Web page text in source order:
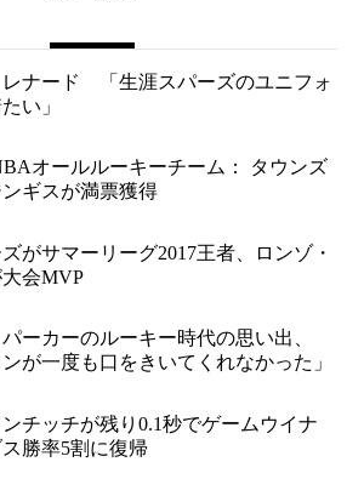
レナード 「生涯スパーズのユニフォ
い」
オールルーキーチーム： タウンズ
ギスが満票獲得
がサマーリーグ2017王者、ロンゾ・
会MVP
パーカーのルーキー時代の思い出、
ンが一度も口をきいてくれなかった」
チッチが残り0.1秒でゲームウイナ
勝率5割に復帰